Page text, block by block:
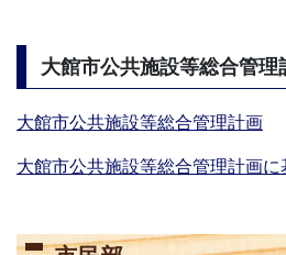
大館市公共施設等総合管理
大館市公共施設等総合管理計画
大館市公共施設等総合管理計画